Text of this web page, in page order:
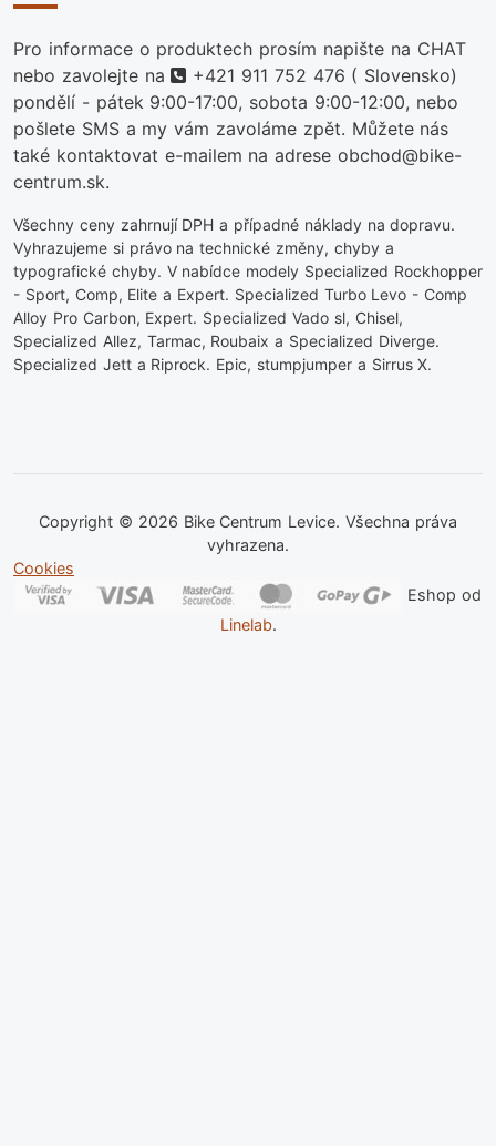
Pro informace o produktech prosím napište na CHAT
nebo zavolejte na
telefon
+421 911 752 476 ( Slovensko)
pondělí - pátek 9:00-17:00, sobota 9:00-12:00, nebo
pošlete SMS a my vám zavoláme zpět. Můžete nás
také kontaktovat e-mailem na adrese obchod@bike-
centrum.sk.
Všechny ceny zahrnují DPH a případné náklady na dopravu.
Vyhrazujeme si právo na technické změny, chyby a
typografické chyby. V nabídce modely Specialized Rockhopper
- Sport, Comp, Elite a Expert. Specialized Turbo Levo - Comp
Alloy Pro Carbon, Expert. Specialized Vado sl, Chisel,
Specialized Allez, Tarmac, Roubaix a Specialized Diverge.
Specialized Jett a Riprock. Epic, stumpjumper a Sirrus X.
Copyright © 2026 Bike Centrum Levice. Všechna práva
vyhrazena.
Cookies
Eshop od
Linelab.